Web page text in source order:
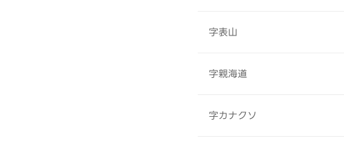
字表山
字親海道
字カナクソ